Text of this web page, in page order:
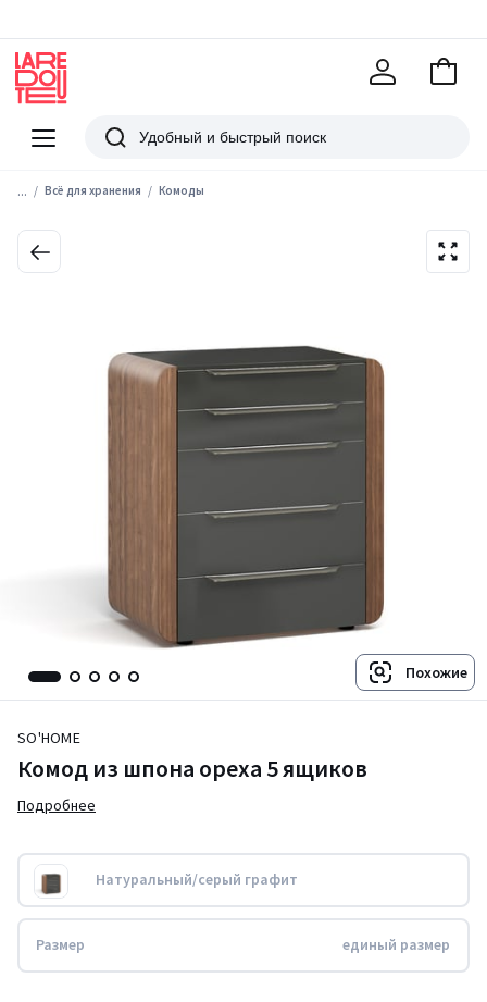
Меню
Redoute
Поиск
В
... Всё для хранения Комоды
Похожие
SO'HOME
Комод из шпона ореха 5 ящиков
Подробнее
Натуральный/серый графит
Размер единый размер